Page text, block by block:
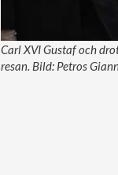
Carl XVI Gustaf och
resan. Bild: Petros